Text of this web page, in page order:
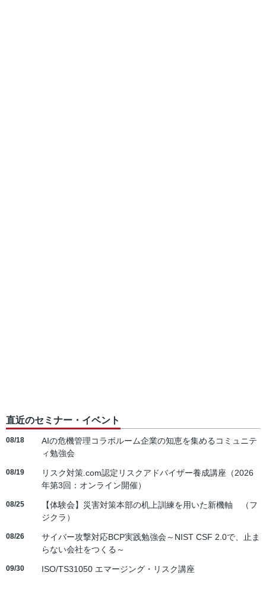
直近のセミナー・イベント
08/18
AIの危機管理コラボルーム企業の知恵を集めるコミュニテ
ィ勉強会
08/19
リスク対策.com認定リスクアドバイザー養成講座（2026
年第3回：オンライン開催）
08/25
【体験会】災害対策本部の机上訓練を用いた新機軸 （フ
ジクラ）
08/26
サイバー攻撃対応BCP実践勉強会～NIST CSF 2.0で、止ま
らない会社をつくる～
09/30 ISO/TS31050 エマージング・リスク講座